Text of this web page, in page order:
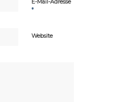
*
Website